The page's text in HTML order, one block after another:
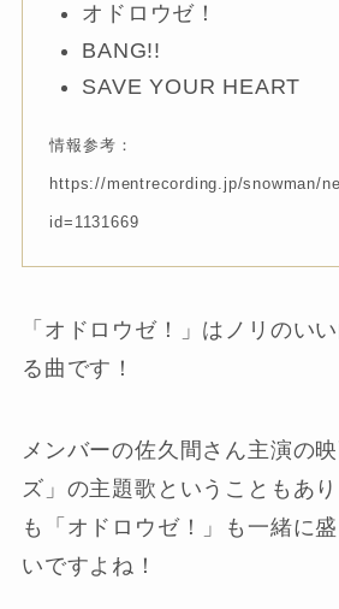
オドロウゼ！
BANG!!
SAVE YOUR HEART
情報参考：
https://mentrecording.jp/snowman/
id=1131669
「オドロウゼ！」はノリのい
る曲です！
メンバーの佐久間さん主演の
ズ」の主題歌ということもあ
も「オドロウゼ！」も一緒に
いですよね！